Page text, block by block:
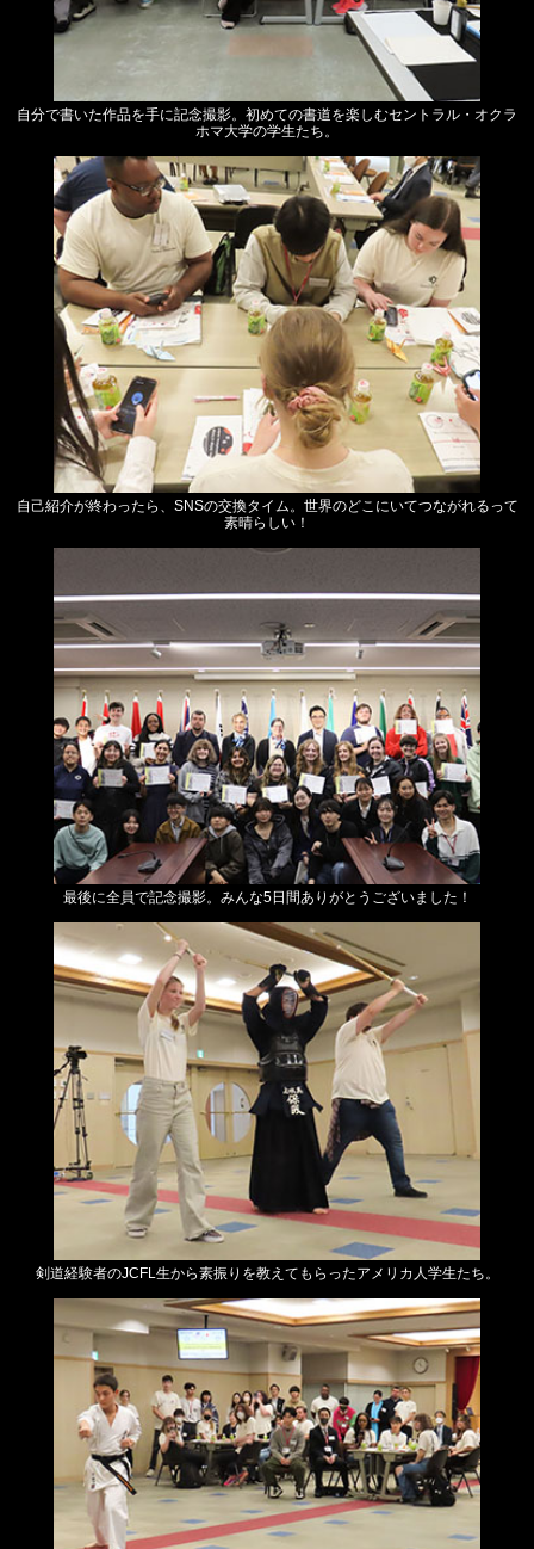
自分で書いた作品を手に記念撮影。初めての書道を楽しむセントラル・オクラ
ホマ大学の学生たち。
自己紹介が終わったら、SNSの交換タイム。世界のどこにいてつながれるって
素晴らしい！
最後に全員で記念撮影。みんな5日間ありがとうございました！
剣道経験者のJCFL生から素振りを教えてもらったアメリカ人学生たち。